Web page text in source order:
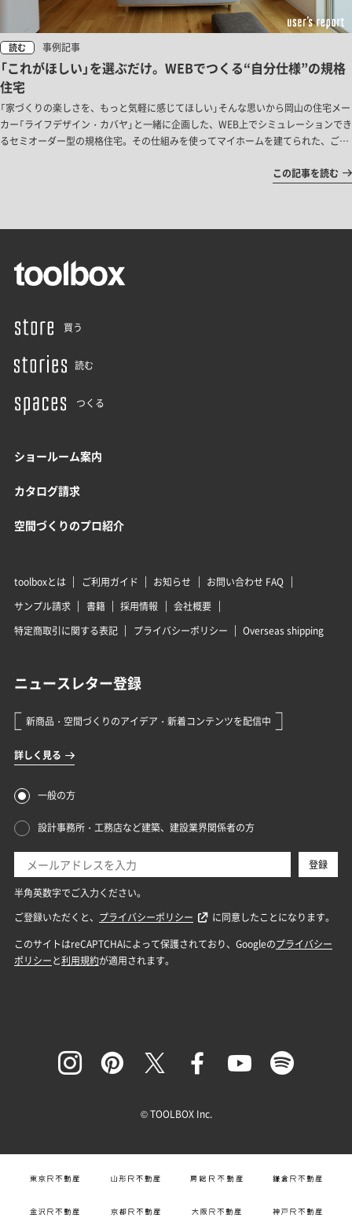
読む 事例記事
「これがほしい」を選ぶだけ。WEBでつくる“自分仕様”の規格
住宅
「家づくりの楽しさを、もっと気軽に感じてほしい」そんな思いから岡山の住宅メー
カー「ライフデザイン・カバヤ」と一緒に企画した、WEB上でシミュレーションでき
るセミオーダー型の規格住宅。その仕組みを使ってマイホームを建てられた、ご家
この記事を読む
買う
読む
つくる
ショールーム案内
カタログ請求
空間づくりのプロ紹介
toolboxとは ご利用ガイド お知らせ
お問い合わせ FAQ
サンプル請求
書籍 採用情報
会社概要
特定商取引に関する表記
プライバシーポリシー Overseas shipping
© TOOLBOX Inc.